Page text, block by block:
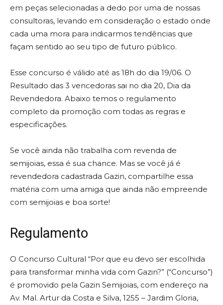
em peças selecionadas a dedo por uma de nossas
consultoras, levando em consideração o estado onde
cada uma mora para indicarmos tendências que
façam sentido ao seu tipo de futuro público.
Esse concurso é válido até as 18h do dia 19/06. O
Resultado das 3 vencedoras sai no dia 20, Dia da
Revendedora. Abaixo temos o regulamento
completo da promoção com todas as regras e
especificações.
Se você ainda não trabalha com revenda de
semijoias, essa é sua chance. Mas se você já é
revendedora cadastrada Gazin, compartilhe essa
matéria com uma amiga que ainda não empreende
com semijoias e boa sorte!
Regulamento
O Concurso Cultural “Por que eu devo ser escolhida
para transformar minha vida com Gazin?” (“Concurso”)
é promovido pela Gazin Semijoias, com endereço na
Av. Mal. Artur da Costa e Silva, 1255 – Jardim Gloria,